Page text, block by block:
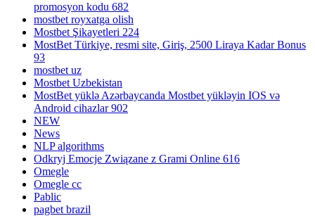
promosyon kodu 682
mostbet royxatga olish
Mostbet Şikayetleri 224
MostBet Türkiye, resmi site, Giriş, 2500 Liraya Kadar Bonus
93
mostbet uz
Mostbet Uzbekistan
MostBet yüklə Azərbaycanda Mostbet yükləyin IOS və
Android cihazlar 902
NEW
News
NLP algorithms
Odkryj Emocje Związane z Grami Online 616
Omegle
Omegle cc
Pablic
pagbet brazil